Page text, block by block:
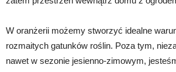
W oranżerii możemy stworzyć idealne
rozmaitych gatunków roślin. Poza tym,
nawet w sezonie jesienno-zimowym,